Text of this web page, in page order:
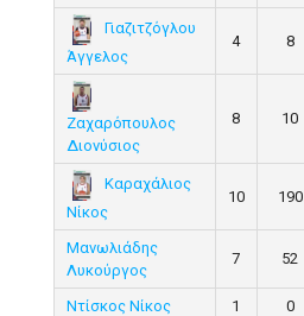
Γιαζιτζόγλου
Άγγελος
4 8
Ζαχαρόπουλος
Διονύσιος
8 10
Καραχάλιος
Νίκος
10 190
Μανωλιάδης
Λυκούργος
7 52
Ντίσκος Νίκος 1 0